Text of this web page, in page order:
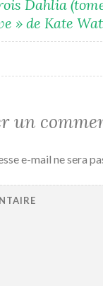
Dahlia
» de Kate
un
e-mail ne sera